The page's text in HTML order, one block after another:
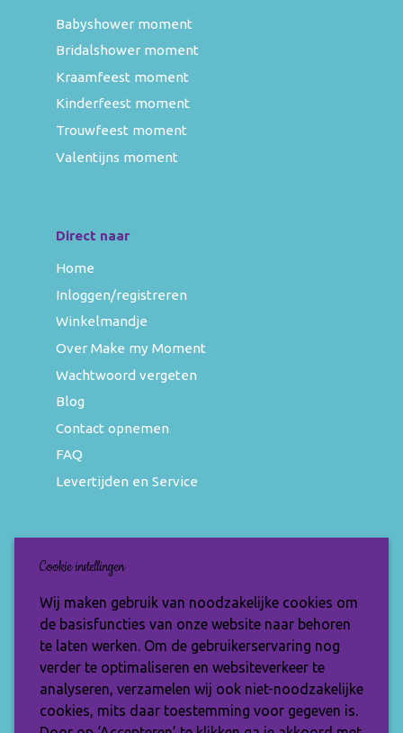
Babyshower moment
Bridalshower moment
Kraamfeest moment
Kinderfeest moment
Trouwfeest moment
Valentijns moment
Direct naar
Home
Inloggen/registreren
Winkelmandje
Over Make my Moment
Wachtwoord vergeten
Blog
Contact opnemen
FAQ
Levertijden en Service
Nieuwsbrief
Wil jij op de hoogte blijven van de nieuwste
items en speciale aanbiedingen? Vul je e-
mailadres dan in en ontvang de Make My
Moment nieuwsbrief.
Cookie instellingen
Wij maken gebruik van noodzakelijke cookies om
de basisfuncties van onze website naar behoren
te laten werken. Om de gebruikerservaring nog
verder te optimaliseren en websiteverkeer te
analyseren, verzamelen wij ook niet-noodzakelijke
cookies, mits daar toestemming voor gegeven is.